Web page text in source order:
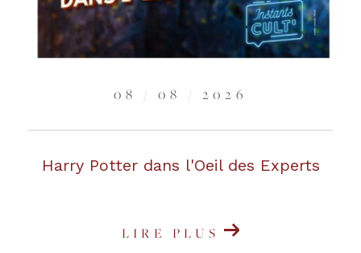
08 / 08 / 2026
Harry Potter dans l'Oeil des Experts
LIRE PLUS